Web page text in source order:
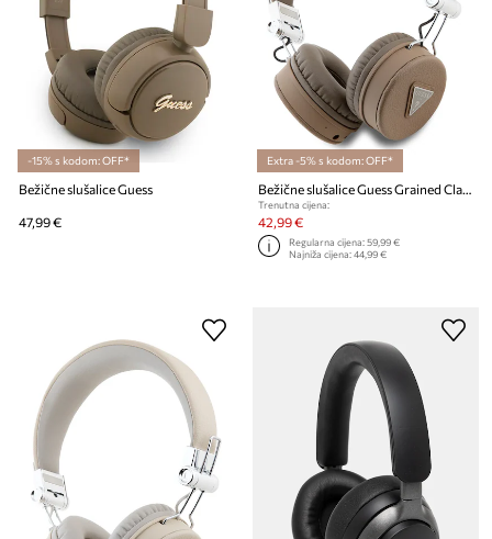
-15% s kodom: OFF*
Bežične slušalice Guess
47,99 €
Extra -5% s kodom: OFF*
Bežične slušalice Guess Grained Classic Round Shape
Trenutna cijena:
42,99 €
Regularna cijena:59,99 €
Najniža cijena:44,99 €